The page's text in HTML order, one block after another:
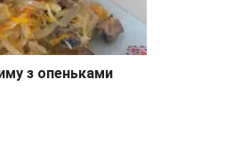
з опеньками